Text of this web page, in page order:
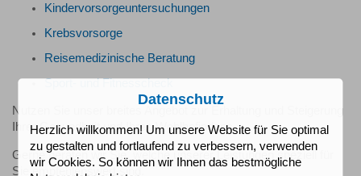
Kindervorsorgeuntersuchungen
Krebsvorsorge
Reisemedizinische Beratung
Sport- und Fitnesscheck
Nutzen Sie unser breites Angebot zur Erhaltung und Steigerung
Ihrer Gesundheit und Ihres Wohlbefindens.
Gerne beraten wir Sie, welche unserer Leistungen speziell für
Sie empfehlenswert sind.
Datenschutz
Herzlich willkommen! Um unsere Website für Sie optimal
zu gestalten und fortlaufend zu verbessern, verwenden
wir Cookies. So können wir Ihnen das bestmögliche